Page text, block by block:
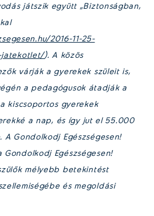
játszik együtt „Biztonságban,
2016-11-25-
jatekotlet/). A közös
várják a gyerekek szüleit is,
a pedagógusok átadják a
kiscsoportos gyerekek
a nap, és így jut el 55.000
A Gondolkodj Egészségesen!
Egészségesen!
mélyebb betekintést
és megoldási